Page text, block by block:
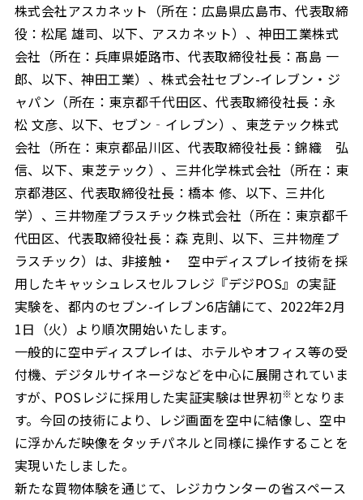
株式会社アスカネット（所在：広島県広島市、代表取締
役：松尾 雄司、以下、アスカネット）、神田工業株式
会社（所在：兵庫県姫路市、代表取締役社長：髙島 一
郎、以下、神田工業）、株式会社セブン-イレブン・ジ
ャパン（所在：東京都千代田区、代表取締役社長：永
松 文彦、以下、セブン‐イレブン）、東芝テック株式
会社（所在：東京都品川区、代表取締役社長：錦織 弘
信、以下、東芝テック）、三井化学株式会社（所在：東
京都港区、代表取締役社長：橋本 修、以下、三井化
学）、三井物産プラスチック株式会社（所在：東京都千
代田区、代表取締役社長：森 克則、以下、三井物産プ
ラスチック）は、非接触・ 空中ディスプレイ技術を採
用したキャッシュレスセルフレジ『デジPOS』の実証
実験を、都内のセブン-イレブン6店舗にて、2022年2月
1日（火）より順次開始いたします。
一般的に空中ディスプレイは、ホテルやオフィス等の受
付機、デジタルサイネージなどを中心に展開されていま
すが、POSレジに採用した実証実験は世界初※ となりま
す。今回の技術により、レジ画面を空中に結像し、空中
に浮かんだ映像をタッチパネルと同様に操作することを
実現いたしました。
新たな買物体験を通じて、レジカウンターの省スペース